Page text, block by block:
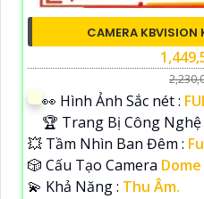
CAMERA
️👀 Hình Ảnh Sắc nét :
🏆 Trang Bị Công Nghệ
💥 Tầm Nhìn Ban Đêm :
🎲 Cấu Tạo Camera
️💫 Khả Năng : Thu Âm.